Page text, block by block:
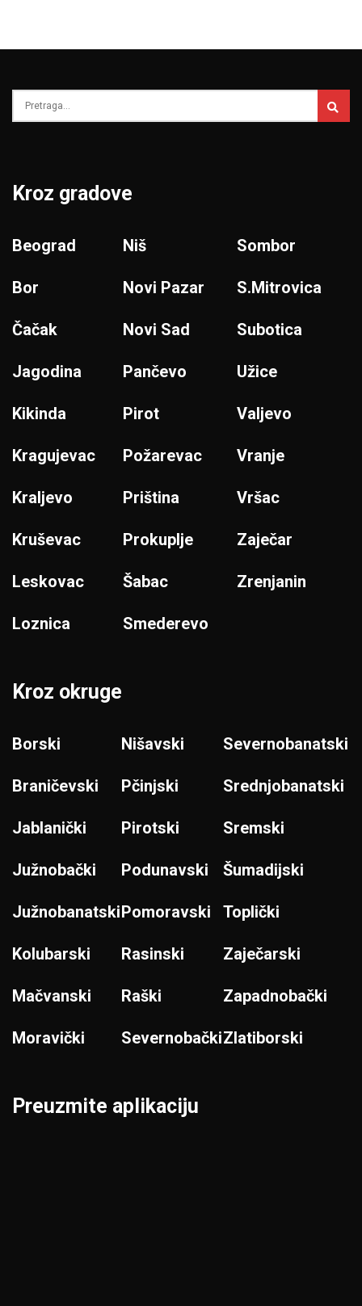
Kroz gradove
Beograd
Bor
Čačak
Jagodina
Kikinda
Kragujevac
Kraljevo
Kruševac
Leskovac
Loznica
Niš
Novi Pazar
Novi Sad
Pančevo
Pirot
Požarevac
Priština
Prokuplje
Šabac
Smederevo
Sombor
S.Mitrovica
Subotica
Užice
Valjevo
Vranje
Vršac
Zaječar
Zrenjanin
Kroz okruge
Borski
Braničevski
Jablanički
Južnobački
Južnobanatski
Kolubarski
Mačvanski
Moravički
Nišavski
Pčinjski
Pirotski
Podunavski
Pomoravski
Rasinski
Raški
Severnobački
Severnobanatski
Srednjobanatski
Sremski
Šumadijski
Toplički
Zaječarski
Zapadnobački
Zlatiborski
Preuzmite aplikaciju